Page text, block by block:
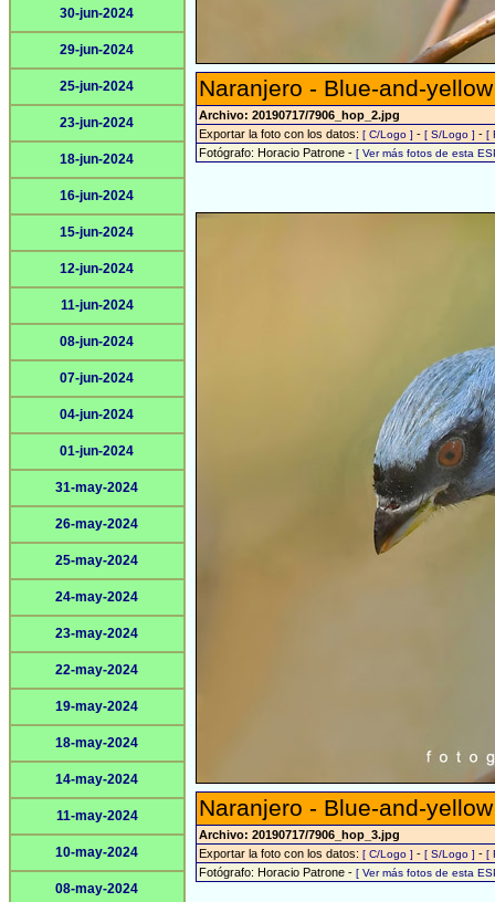
30-jun-2024
29-jun-2024
25-jun-2024
23-jun-2024
18-jun-2024
16-jun-2024
15-jun-2024
12-jun-2024
11-jun-2024
08-jun-2024
07-jun-2024
04-jun-2024
01-jun-2024
31-may-2024
26-may-2024
25-may-2024
24-may-2024
23-may-2024
22-may-2024
19-may-2024
18-may-2024
14-may-2024
11-may-2024
10-may-2024
08-may-2024
Naranjero - Blue-and-
Archivo: 20190717/7906_hop_2.jpg
Exportar la foto con los datos: [ C/Logo ] - [ S/Logo ] - [
Fotógrafo: Horacio Patrone - [ Ver más fotos de esta
Naranjero - Blue-and-
Archivo: 20190717/7906_hop_3.jpg
Exportar la foto con los datos: [ C/Logo ] - [ S/Logo ] - [
Fotógrafo: Horacio Patrone - [ Ver más fotos de esta